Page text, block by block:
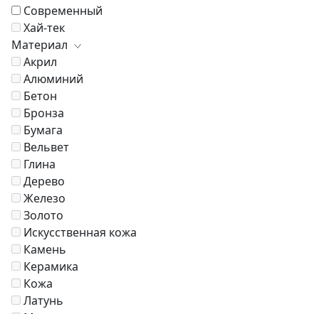
Современный
Хай-тек
Материал
Акрил
Алюминий
Бетон
Бронза
Бумага
Вельвет
Глина
Дерево
Железо
Золото
Искусственная кожа
Камень
Керамика
Кожа
Латунь